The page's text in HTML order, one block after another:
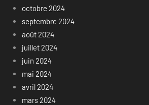
octobre 2024
septembre 2024
août 2024
juillet 2024
juin 2024
mai 2024
avril 2024
mars 2024